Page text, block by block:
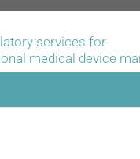
services for
medical device